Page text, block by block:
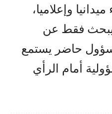
وإعلاميا،
يبحث فقط عن
حاضر يستمع
أمام الرأي